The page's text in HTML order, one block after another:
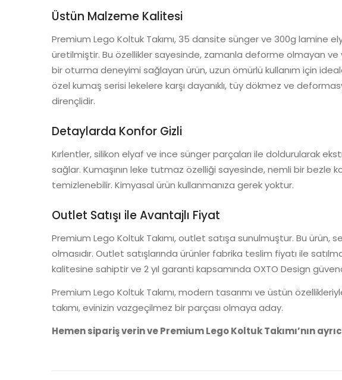
Üstün Malzeme Kalitesi
Premium Lego Koltuk Takımı, 35 dansite sünger ve 300g lamine
üretilmiştir. Bu özellikler sayesinde, zamanla deforme olmayan ve
bir oturma deneyimi sağlayan ürün, uzun ömürlü kullanım için
özel kumaş serisi lekelere karşı dayanıklı, tüy dökmez ve
dirençlidir.
Detaylarda Konfor Gizli
Kırlentler, silikon elyaf ve ince sünger parçaları ile doldurularak
sağlar. Kumaşının leke tutmaz özelliği sayesinde, nemli bir bezle
temizlenebilir. Kimyasal ürün kullanmanıza gerek yoktur.
Outlet Satışı ile Avantajlı Fiyat
Premium Lego Koltuk Takımı, outlet satışa sunulmuştur. Bu
olmasıdır. Outlet satışlarında ürünler fabrika teslim fiyatı ile
kalitesine sahiptir ve 2 yıl garanti kapsamında OXTO Design
Premium Lego Koltuk Takımı, modern tasarımı ve üstün
takımı, evinizin vazgeçilmez bir parçası olmaya aday.
Hemen sipariş verin ve Premium Lego Koltuk Takımı’nın